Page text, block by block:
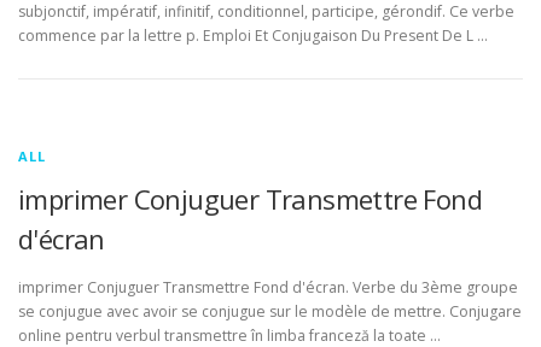
subjonctif, impératif, infinitif, conditionnel, participe, gérondif. Ce verbe
commence par la lettre p. Emploi Et Conjugaison Du Present De L …
ALL
imprimer Conjuguer Transmettre Fond
d'écran
imprimer Conjuguer Transmettre Fond d'écran. Verbe du 3ème groupe
se conjugue avec avoir se conjugue sur le modèle de mettre. Conjugare
online pentru verbul transmettre în limba franceză la toate …